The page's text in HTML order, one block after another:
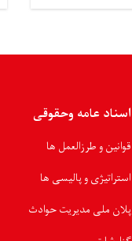
اسناد عامه وحقوقی
قوانین و طرزالعمل ها
استراتیژی و پالیسی ها
پلان ملی مدیریت حوادث